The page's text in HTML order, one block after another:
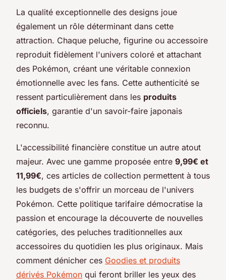
La qualité exceptionnelle des designs joue
également un rôle déterminant dans cette
attraction. Chaque peluche, figurine ou accessoire
reproduit fidèlement l'univers coloré et attachant
des Pokémon, créant une véritable connexion
émotionnelle avec les fans. Cette authenticité se
ressent particulièrement dans les produits
officiels, garantie d'un savoir-faire japonais
reconnu.
L'accessibilité financière constitue un autre atout
majeur. Avec une gamme proposée entre 9,99€ et
11,99€, ces articles de collection permettent à tous
les budgets de s'offrir un morceau de l'univers
Pokémon. Cette politique tarifaire démocratise la
passion et encourage la découverte de nouvelles
catégories, des peluches traditionnelles aux
accessoires du quotidien les plus originaux. Mais
comment dénicher ces Goodies et produits
dérivés Pokémon qui feront briller les yeux des